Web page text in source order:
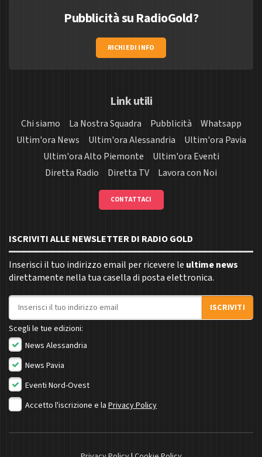
Pubblicità su RadioGold?
RICHIEDI INFO
Link utili
Chi siamo La Nostra Squadra Pubblicità
Whatsapp
Ultim'ora News
Ultim'ora Alessandria
Ultim'ora Pavia
Ultim'ora Alto Piemonte
Ultim'ora Eventi
Diretta Radio
Diretta TV Lavora con Noi
CONTATTACI
ISCRIVITI ALLE NEWSLETTER DI RADIO GOLD
Inserisci il tuo indirizzo email per ricevere le ultime news
direttamente nella tua casella di posta elettronica.
Indirizzo email
ISCRIVITI
Scegli le tue edizioni:
News Alessandria
News Pavia
Eventi Nord-Ovest
Accetto l'iscrizione e la Privacy Policy